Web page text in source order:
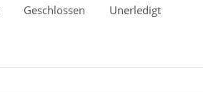
Geschlossen Unerledigt